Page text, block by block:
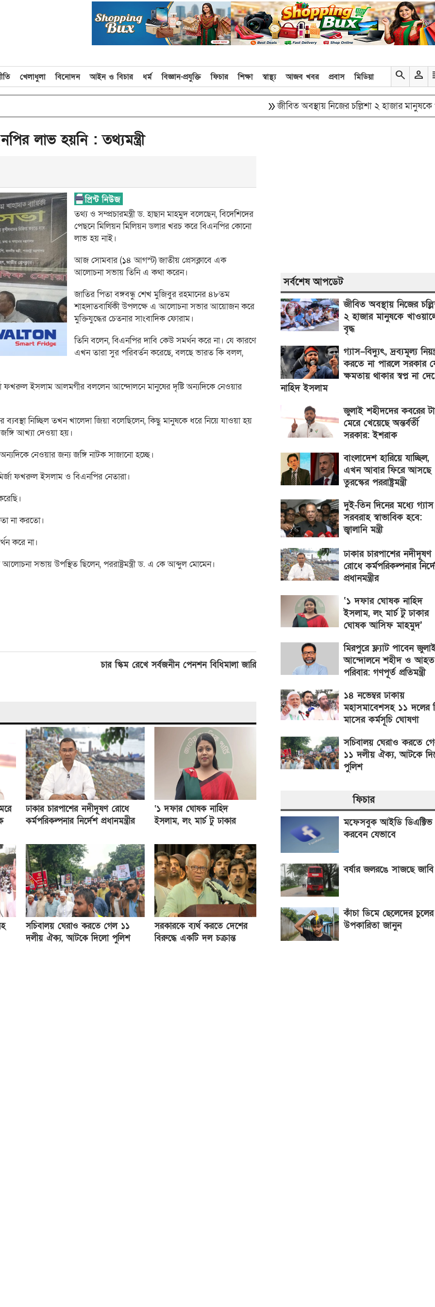
খেলাধুলা বিনোদন আইন ও বিচার ধর্ম বিজ্ঞান-প্রযুক্তি ফিচার শিক্ষা স্বাস্থ্য আজব খবর প্রবাস মিডিয়া search person
জীবিত অবস্থায় নিজের চল্লিশা ২ হাজার মানুষকে
লাভ হয়নি : তথ্যমন্ত্রী
তথ্য ও সম্প্রচারমন্ত্রী ড. হাছান মাহমুদ বলেছেন, বিদেশিদের
পেছনে মিলিয়ন মিলিয়ন ডলার খরচ করে বিএনপির কোনো
লাভ হয় নাই।
আজ সোমবার (১৪ আগস্ট) জাতীয় প্রেসক্লাবে এক
আলোচনা সভায় তিনি এ কথা করেন।
জাতির পিতা বঙ্গবন্ধু শেখ মুজিবুর রহমানের ৪৮তম
শাহদাতবার্ষিকী উপলক্ষে এ আলোচনা সভার আয়োজন করে
মুক্তিযুদ্ধের চেতনার সাংবাদিক ফোরাম।
তিনি বলেন, বিএনপির দাবি কেউ সমর্থন করে না। যে কারণে
এখন তারা সুর পরিবর্তন করেছে, বলছে ভারত কি বলল,
ফখরুল ইসলাম আলমগীর বললেন আন্দোলনে মানুষের দৃষ্টি অন্যদিকে নেওয়ার
নিচ্ছিল তখন খালেদা জিয়া বলেছিলেন, কিছু মানুষকে ধরে নিয়ে যাওয়া হয়
আখ্যা দেওয়া হয়।
নেওয়ার জন্য জঙ্গি নাটক সাজানো হচ্ছে।
ফখরুল ইসলাম ও বিএনপির নেতারা।
না করতো।
করে না।
সভায় উপস্থিত ছিলেন, পররাষ্ট্রমন্ত্রী ড. এ কে আব্দুল মোমেন।
চার স্কিম রেখে সর্বজনীন পেনশন বিধিমালা জারি
ঢাকার চারপাশের নদীদূষণ রোধে
কর্মপরিকল্পনার নির্দেশ প্রধানমন্ত্রীর
‘১ দফার ঘোষক নাহিদ
ইসলাম, লং মার্চ টু ঢাকার
সচিবালয় ঘেরাও করতে গেল ১১
দলীয় ঐক্য, আটকে দিলো পুলিশ
সরকারকে ব্যর্থ করতে দেশের
বিরুদ্ধে একটি দল চক্রান্ত
সর্বশেষ আপডেট
জীবিত অবস্থায় নিজের
২ হাজার মানুষকে
বৃদ্ধ
গ্যাস–বিদ্যুৎ, দ্রব্যমূল্য
করতে না পারলে সরকার
ক্ষমতায় থাকার স্বপ্ন না
নাহিদ ইসলাম
জুলাই শহীদদের কবরের
মেরে খেয়েছে অন্তর্বর্তী
সরকার: ইশরাক
বাংলাদেশ হারিয়ে যাচ্ছিল,
এখন আবার ফিরে আসছে
তুরস্কের পররাষ্ট্রমন্ত্রী
দুই-তিন দিনের মধ্যে গ্যাস
সরবরাহ স্বাভাবিক হবে:
জ্বালানি মন্ত্রী
ঢাকার চারপাশের নদীদূষণ
রোধে কর্মপরিকল্পনার
প্রধানমন্ত্রীর
‘১ দফার ঘোষক নাহিদ
ইসলাম, লং মার্চ টু ঢাকার
ঘোষক আসিফ মাহমুদ’
মিরপুরে ফ্ল্যাট পাবেন
আন্দোলনে শহীদ ও আহত
পরিবার: গণপূর্ত প্রতিমন্ত্রী
১৪ নভেম্বর ঢাকায়
মহাসমাবেশসহ ১১ দলের
মাসের কর্মসূচি ঘোষণা
সচিবালয় ঘেরাও করতে
১১ দলীয় ঐক্য, আটকে
পুলিশ
ফিচার
মফেসবুক আইডি ডিএক্টিভ
করবেন যেভাবে
বর্ষার জলরঙে সাজছে জাবি
কাঁচা ডিমে ছেলেদের চুলের
উপকারিতা জানুন